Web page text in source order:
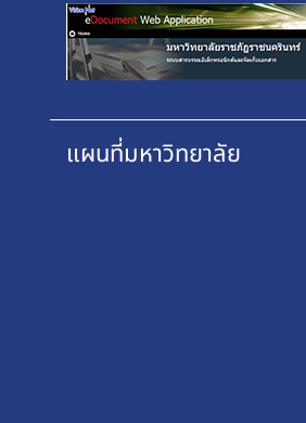
แผนที่มหาวิทยาลัย